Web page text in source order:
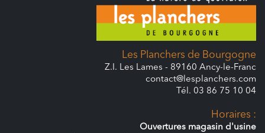
Les Planchers de Bourgogne
Z.I. Les Lames - 89160 Ancy-le-Franc
contact@lesplanchers.com
Tél. 03 86 75 10 04
Horaires :
Ouvertures magasin d'usine